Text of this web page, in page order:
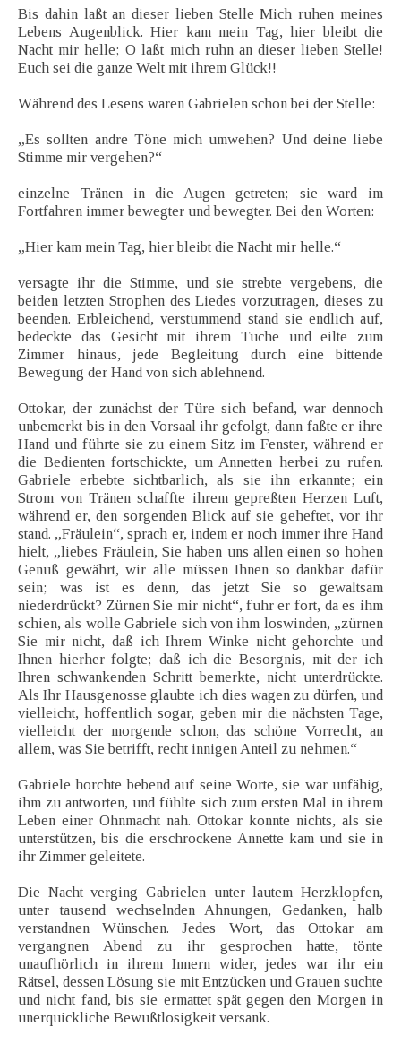
Bis dahin laßt an dieser lieben Stelle Mich ruhen meines
Lebens Augenblick. Hier kam mein Tag, hier bleibt die
Nacht mir helle; O laßt mich ruhn an dieser lieben Stelle!
Euch sei die ganze Welt mit ihrem Glück!!
Während des Lesens waren Gabrielen schon bei der Stelle:
„Es sollten andre Töne mich umwehen? Und deine liebe
Stimme mir vergehen?“
einzelne Tränen in die Augen getreten; sie ward im
Fortfahren immer bewegter und bewegter. Bei den Worten:
„Hier kam mein Tag, hier bleibt die Nacht mir helle.“
versagte ihr die Stimme, und sie strebte vergebens, die
beiden letzten Strophen des Liedes vorzutragen, dieses zu
beenden. Erbleichend, verstummend stand sie endlich auf,
bedeckte das Gesicht mit ihrem Tuche und eilte zum
Zimmer hinaus, jede Begleitung durch eine bittende
Bewegung der Hand von sich ablehnend.
Ottokar, der zunächst der Türe sich befand, war dennoch
unbemerkt bis in den Vorsaal ihr gefolgt, dann faßte er ihre
Hand und führte sie zu einem Sitz im Fenster, während er
die Bedienten fortschickte, um Annetten herbei zu rufen.
Gabriele erbebte sichtbarlich, als sie ihn erkannte; ein
Strom von Tränen schaffte ihrem gepreßten Herzen Luft,
während er, den sorgenden Blick auf sie geheftet, vor ihr
stand. „Fräulein“, sprach er, indem er noch immer ihre Hand
hielt, „liebes Fräulein, Sie haben uns allen einen so hohen
Genuß gewährt, wir alle müssen Ihnen so dankbar dafür
sein; was ist es denn, das jetzt Sie so gewaltsam
niederdrückt? Zürnen Sie mir nicht“, fuhr er fort, da es ihm
schien, als wolle Gabriele sich von ihm loswinden, „zürnen
Sie mir nicht, daß ich Ihrem Winke nicht gehorchte und
Ihnen hierher folgte; daß ich die Besorgnis, mit der ich
Ihren schwankenden Schritt bemerkte, nicht unterdrückte.
Als Ihr Hausgenosse glaubte ich dies wagen zu dürfen, und
vielleicht, hoffentlich sogar, geben mir die nächsten Tage,
vielleicht der morgende schon, das schöne Vorrecht, an
allem, was Sie betrifft, recht innigen Anteil zu nehmen.“
Gabriele horchte bebend auf seine Worte, sie war unfähig,
ihm zu antworten, und fühlte sich zum ersten Mal in ihrem
Leben einer Ohnmacht nah. Ottokar konnte nichts, als sie
unterstützen, bis die erschrockene Annette kam und sie in
ihr Zimmer geleitete.
Die Nacht verging Gabrielen unter lautem Herzklopfen,
unter tausend wechselnden Ahnungen, Gedanken, halb
verstandnen Wünschen. Jedes Wort, das Ottokar am
vergangnen Abend zu ihr gesprochen hatte, tönte
unaufhörlich in ihrem Innern wider, jedes war ihr ein
Rätsel, dessen Lösung sie mit Entzücken und Grauen suchte
und nicht fand, bis sie ermattet spät gegen den Morgen in
unerquickliche Bewußtlosigkeit versank.